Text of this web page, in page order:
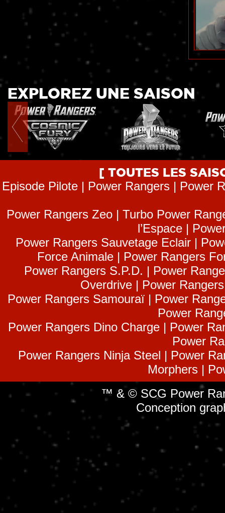
EXPLOREZ UNE SAISON
[ TOUTES LES
Episode Pilote | Power Rangers | Power
Power Rangers Zeo | Turbo Power
l’Espace |
Power Rangers Sauvetage Eclair |
Force Animale | Power Rangers
Power Rangers S.P.D. | Power
Overdrive | Power
Power Rangers Samouraï | Power
Power
Power Rangers Dino Charge | Power
Power
Power Rangers Ninja Steel | Power
Morphers |
™ & © SCG Power
Conception